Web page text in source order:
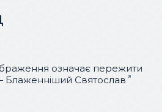
означає пережити
Блаженніший Святослав